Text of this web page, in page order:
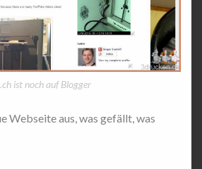
ist noch auf Blogger
Webseite aus, was gefällt, was